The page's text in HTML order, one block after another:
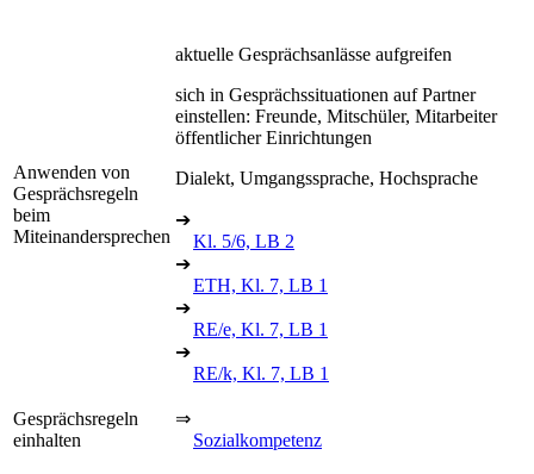
Anwenden von
Gesprächsregeln
beim
Miteinandersprechen
aktuelle Gesprächsanlässe aufgreifen
sich in Gesprächssituationen auf Partner
einstellen: Freunde, Mitschüler, Mitarbeiter
öffentlicher Einrichtungen
Dialekt, Umgangssprache, Hochsprache
➔
Kl. 5/6, LB 2
➔
ETH, Kl. 7, LB 1
➔
RE/e, Kl. 7, LB 1
➔
RE/k, Kl. 7, LB 1
Gesprächsregeln
einhalten
⇒
Sozialkompetenz